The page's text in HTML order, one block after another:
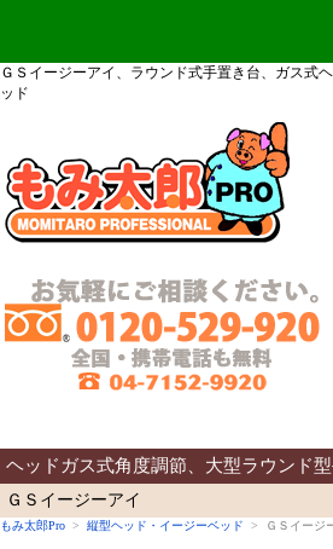
ＧＳイージーアイ、ラウンド式手置き台、ガス式
ッド
ヘッドガス式角度調節、大型ラウンド
ＧＳイージーアイ
もみ太郎Pro > 縦型ヘッド・イージーベッド > ＧＳイージ